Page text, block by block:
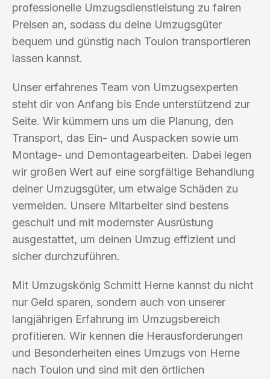
professionelle Umzugsdienstleistung zu fairen
Preisen an, sodass du deine Umzugsgüter
bequem und günstig nach Toulon transportieren
lassen kannst.
Unser erfahrenes Team von Umzugsexperten
steht dir von Anfang bis Ende unterstützend zur
Seite. Wir kümmern uns um die Planung, den
Transport, das Ein- und Auspacken sowie um
Montage- und Demontagearbeiten. Dabei legen
wir großen Wert auf eine sorgfältige Behandlung
deiner Umzugsgüter, um etwaige Schäden zu
vermeiden. Unsere Mitarbeiter sind bestens
geschult und mit modernster Ausrüstung
ausgestattet, um deinen Umzug effizient und
sicher durchzuführen.
Mit Umzugskönig Schmitt Herne kannst du nicht
nur Geld sparen, sondern auch von unserer
langjährigen Erfahrung im Umzugsbereich
profitieren. Wir kennen die Herausforderungen
und Besonderheiten eines Umzugs von Herne
nach Toulon und sind mit den örtlichen